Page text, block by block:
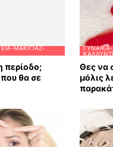
ΜΑΚΙΓΙΆΖ-
περίοδο;
θα σε
Θες να
μόλις